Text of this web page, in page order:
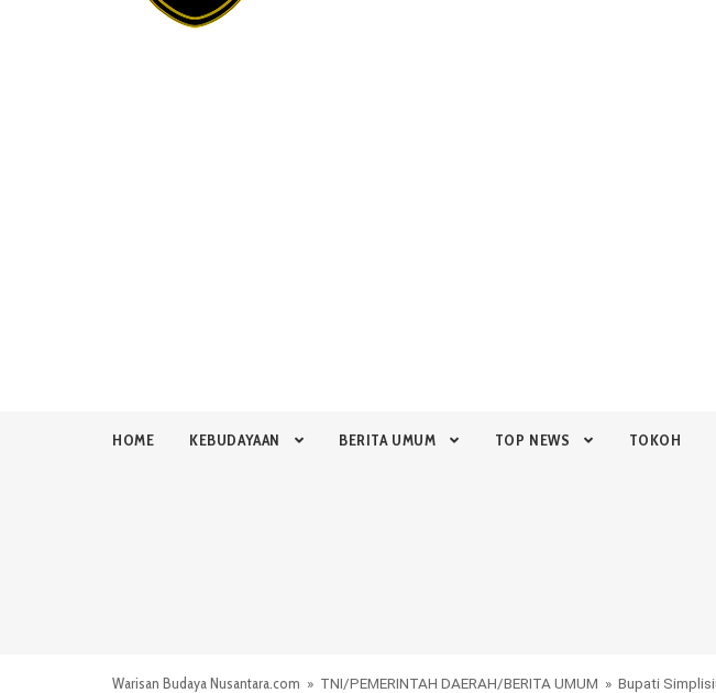
HOME KEBUDAYAAN BERITA UMUM TOP NEWS TOKOH
Warisan Budaya Nusantara.com » TNI/PEMERINTAH DAERAH/BERITA UMUM » Bupati